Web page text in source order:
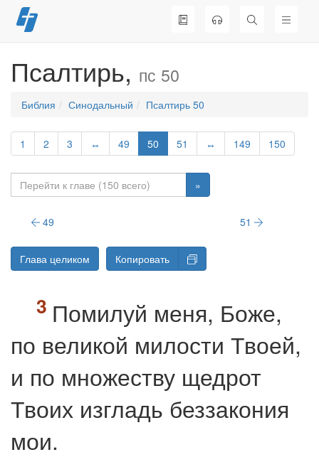
Перейти
к
Псалтирь, пс 50
Библия Синодальный Псалтирь 50
1 2 3 ↔ 49 50 51 ↔ 149 150
»
49 51
Глава целиком Копировать
Помилуй меня, Боже,
по великой милости Твоей,
и по множеству щедрот
Твоих изгладь беззакония
мои.